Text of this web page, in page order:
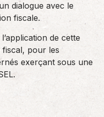
dialogue avec le
fiscale.
de cette
pour les
exerçant sous une